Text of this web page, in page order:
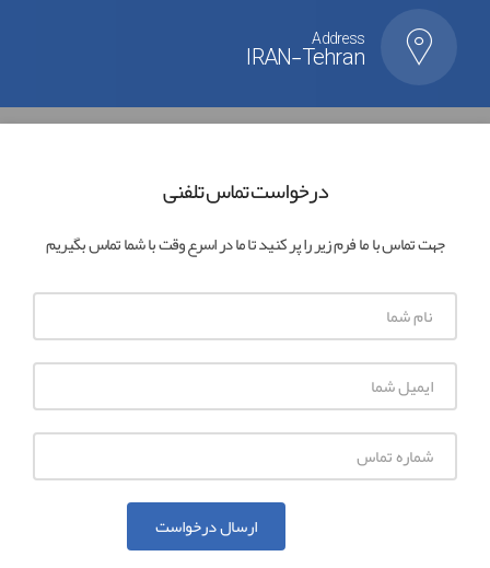
Address
IRAN-Tehran
درخواست تماس تلفنی
جهت تماس با ما فرم زیر را پر کنید تا ما در اسرع وقت با شما تماس بگیریم